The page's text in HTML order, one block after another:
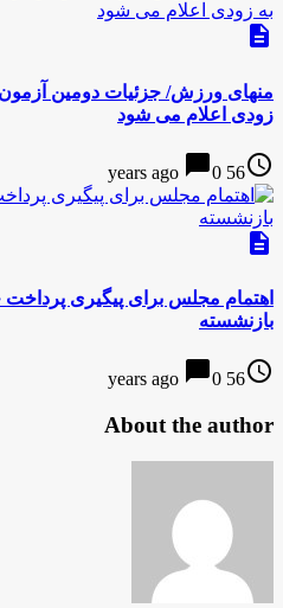
description
منهای ورزش/ جزئیات دومین
زودی اعلام می شود
access_time
56 years ago
chat_bubble0
description
اهتمام مجلس برای پیگیری
بازنشسته
access_time
56 years ago
chat_bubble0
About the author